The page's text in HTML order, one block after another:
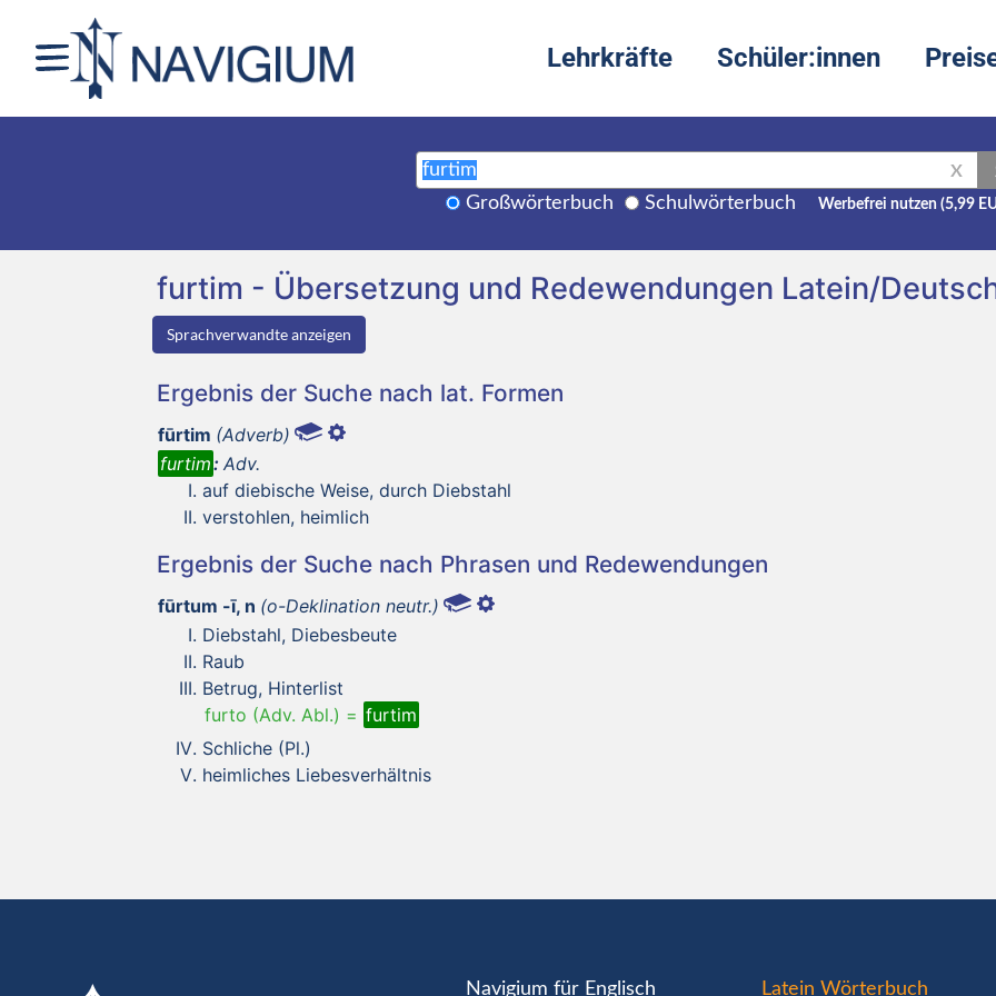
Lehrkräfte Schüler:innen
X
Großwörterbuch Schulwörterbuch Werbefrei nutzen (5,99
furtim - Übersetzung und Redewendungen Latein/
Sprachverwandte anzeigen
Ergebnis der Suche nach lat. Formen
fūrtim (Adverb)
furtim: Adv.
auf diebische Weise, durch Diebstahl
verstohlen, heimlich
Ergebnis der Suche nach Phrasen und Redewendungen
fūrtum -ī, n (o-Deklination neutr.)
Diebstahl, Diebesbeute
Raub
Betrug, Hinterlist
furto (Adv. Abl.) = furtim
Schliche (Pl.)
heimliches Liebesverhältnis
Navigium für Englisch Latein Wörterbuch